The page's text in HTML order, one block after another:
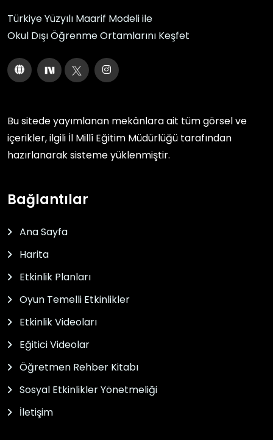
Türkiye Yüzyılı Maarif Modeli ile
Okul Dışı Öğrenme Ortamlarını Keşfet
Bu sitede yayımlanan mekânlara ait tüm görsel ve
içerikler, ilgili İl Millî Eğitim Müdürlüğü tarafından
hazırlanarak sisteme yüklenmiştir.
Bağlantılar
Ana Sayfa
Harita
Etkinlik Planları
Oyun Temelli Etkinlikler
Etkinlik Videoları
Eğitici Videolar
Öğretmen Rehber Kitabı
Sosyal Etkinlikler Yönetmeliği
İletişim